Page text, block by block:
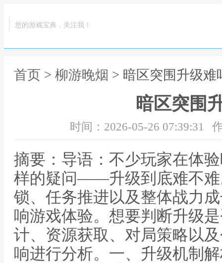
您的游戏宝典，关注我！
首页 > 柳游晚烟 > 暗区突围升级难
暗区突围
时间：2026-05-26 07:39:31
摘要：导语：不少玩家在体
样的疑问——升级到底难不难
锁、任务推进以及整体战力
响游戏体验。想要判断升级
计、资源获取、对局策略以
响进行分析。一、升级机制